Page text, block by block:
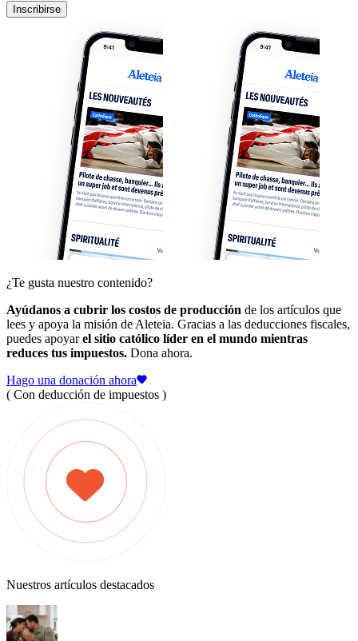
Inscribirse
¿Te gusta nuestro contenido?
Ayúdanos a cubrir los costos de producción de los artículos que
lees y apoya la misión de Aleteia. Gracias a las deducciones fiscales,
puedes apoyarel sitio católico líder en el mundo mientras
reduces tus impuestos. Dona ahora.
Hago una donación ahora
( Con deducción de impuestos )
Nuestros artículos destacados